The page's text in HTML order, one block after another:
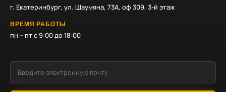
г. Екатеринбург, ул. Шаумяна, 73А, оф 309, 3-й этаж
ВРЕМЯ РАБОТЫ
пн – пт с 9:00 до 18:00